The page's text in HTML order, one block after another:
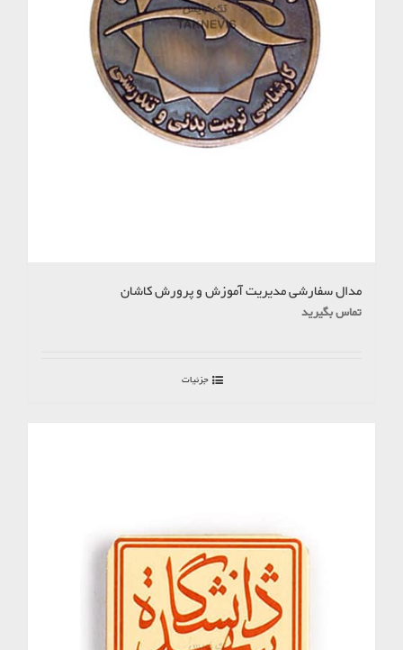
مدال سفارشی مدیریت آموزش و پرورش کاشان
تماس بگیرید
جزئیات